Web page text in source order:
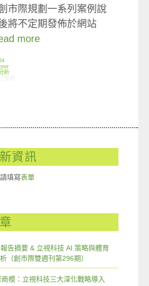
市際規劃一系列案例說
將不定期發佈於網站
more
析
資訊
填寫表單
告摘要 & 立視科技 AI 策略與體育
（創市際雙週刊第296期）
模：立視科技三大深化戰略導入